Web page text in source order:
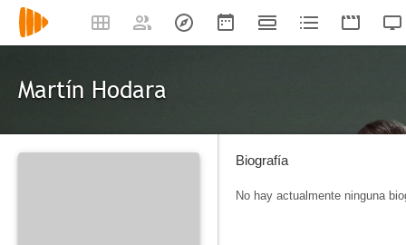
Martín Hodara
Biografía
No hay actualmente ninguna